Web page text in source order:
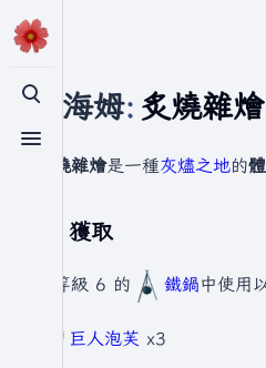
切換搜尋
切換選單
瓦爾海姆: 炙燒雜燴
炙燒雜燴是一種灰燼之地的
獲取
在等級 6 的 鐵鍋中使用
巨人泡芙 x3